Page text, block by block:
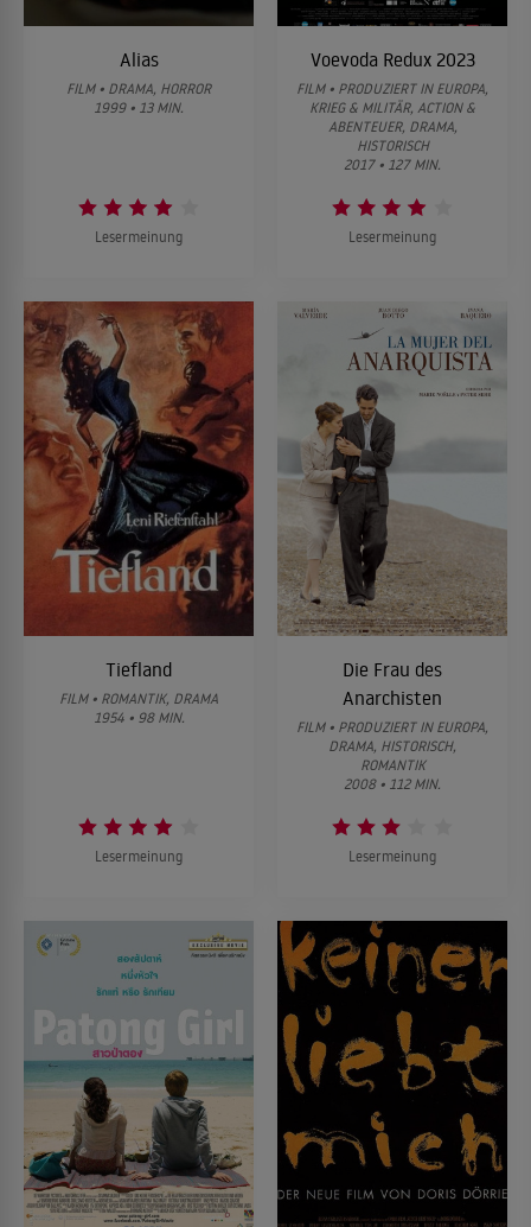
Alias
FILM • DRAMA, HORROR
1999 • 13 MIN.
Lesermeinung
Voevoda Redux 2023
FILM • PRODUZIERT IN EUROPA,
KRIEG & MILITÄR, ACTION &
ABENTEUER, DRAMA,
HISTORISCH
2017 • 127 MIN.
Lesermeinung
Tiefland
FILM • ROMANTIK, DRAMA
1954 • 98 MIN.
Lesermeinung
Die Frau des
Anarchisten
FILM • PRODUZIERT IN EUROPA,
DRAMA, HISTORISCH,
ROMANTIK
2008 • 112 MIN.
Lesermeinung